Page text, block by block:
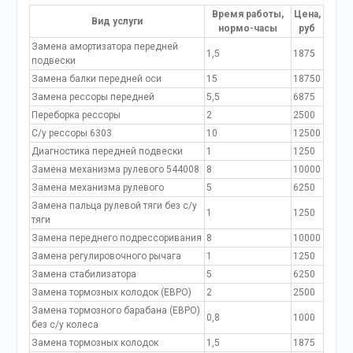
Вид услуги
Время работы,
нормо-часы
Цена,
руб
Замена амортизатора передней
подвески
1,5 1875
Замена балки передней оси 15
18750
Замена рессоры передней
5,5
6875
Переборка рессоры
2
2500
С/у рессоры 6303
10
12500
Диагностика передней подвески
1
1250
Замена механизма рулевого 544008
8
10000
Замена механизма рулевого
5
6250
Замена пальца рулевой тяги без с/у
тяги
1 1250
Замена переднего подрессоривания 8
10000
Замена регулировочного рычага
1
1250
Замена стабилизатора
5
6250
Замена тормозных колодок (ЕВРО)
2
2500
Замена тормозного барабана (ЕВРО)
без с/у колеса
0,8 1000
Замена тормозных колодок 1,5
1875